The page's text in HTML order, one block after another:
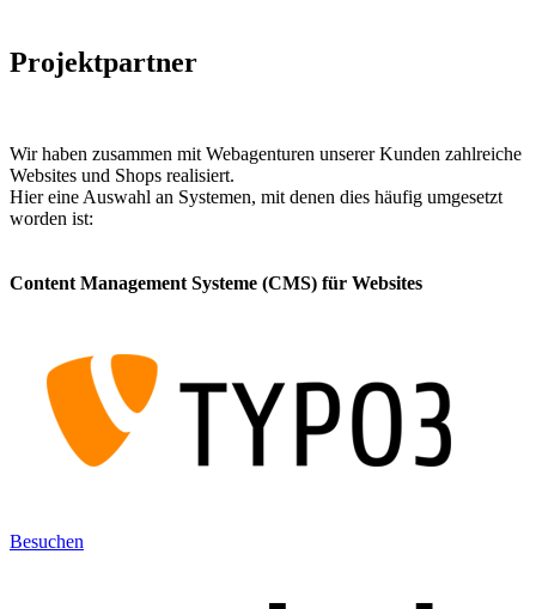
Projektpartner
Wir haben zusammen mit Webagenturen unserer Kunden zahlreiche
Websites und Shops realisiert.
Hier eine Auswahl an Systemen, mit denen dies häufig umgesetzt
worden ist:
Content Management Systeme (CMS) für Websites
Besuchen